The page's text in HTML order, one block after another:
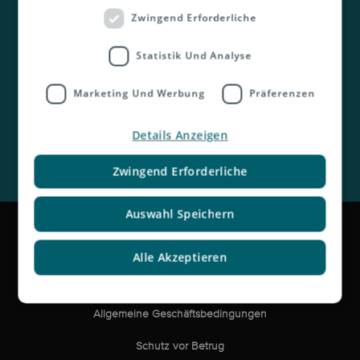
Kontakt
Impressum
Rechtliche Hinweise und Haftungsausschluss
Allgemeine Geschäftsbedingungen
Schutz vor Betrug
Zwingend Erforderliche
Statistik Und Analyse
Marketing Und Werbung Präferenzen
Auswahl Speichern
Alle Akzeptieren
Zwingend Erforderliche
Details Anzeigen